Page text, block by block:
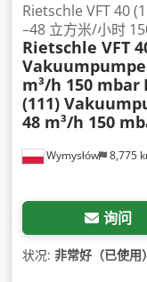
Wymysłów 8,775
Rietschle VFT 40
–48 立方米/小时
Rietschle VFT
Vakuumpumpe
m³/h 150 mbar
(111)
48 m³/h 150
询问
状况: 非常好（已使用）